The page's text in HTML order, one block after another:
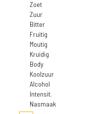
Zoet
Zuur
Bitter
Fruitig
Moutig
Kruidig
Body
Koolzuur
Alcohol
Intensit.
Nasmaak